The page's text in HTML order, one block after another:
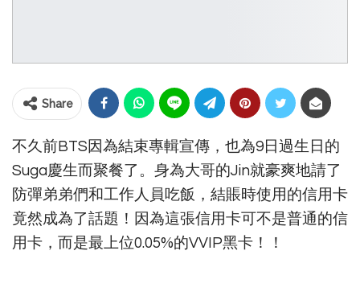
Share
不久前BTS因為結束專輯宣傳，也為9日過生日的
Suga慶生而聚餐了。身為大哥的Jin就豪爽地請了
防彈弟弟們和工作人員吃飯，結賬時使用的信用卡
竟然成為了話題！因為這張信用卡可不是普通的信
用卡，而是最上位0.05%的VVIP黑卡！！